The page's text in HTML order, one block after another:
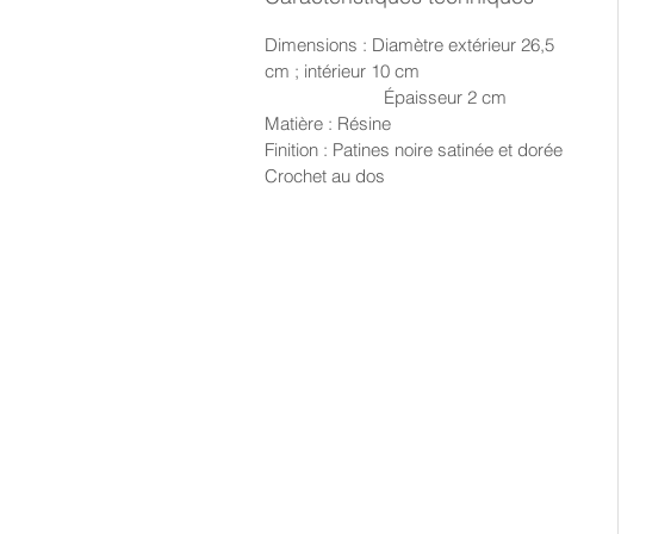
Dimensions : Diamètre extérieur 26,5
cm ; intérieur 10 cm
Épaisseur 2 cm
Matière : Résine
Finition : Patines noire satinée et dorée
Crochet au dos